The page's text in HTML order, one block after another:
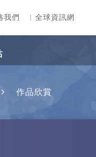
我們 全球資訊網
作品欣賞